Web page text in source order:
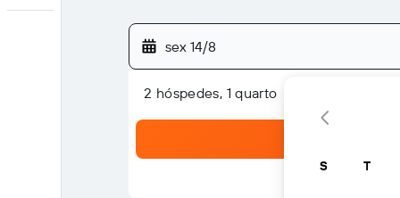
sex 14/8
2 hóspedes, 1 quarto
S T